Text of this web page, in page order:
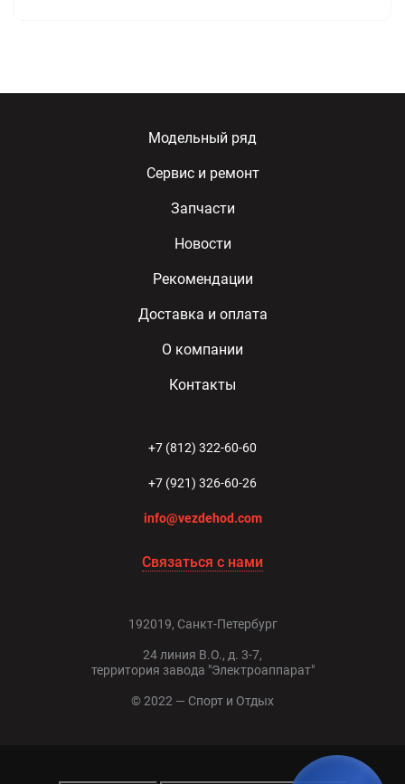
Модельный ряд
Сервис и ремонт
Запчасти
Новости
Рекомендации
Доставка и оплата
О компании
Контакты
+7 (812) 322-60-60
+7 (921) 326-60-26
info@vezdehod.com
Связаться с нами
192019, Санкт-Петербург
24 линия В.О., д. 3-7,
территория завода "Электроаппарат"
© 2022 — Спорт и Отдых